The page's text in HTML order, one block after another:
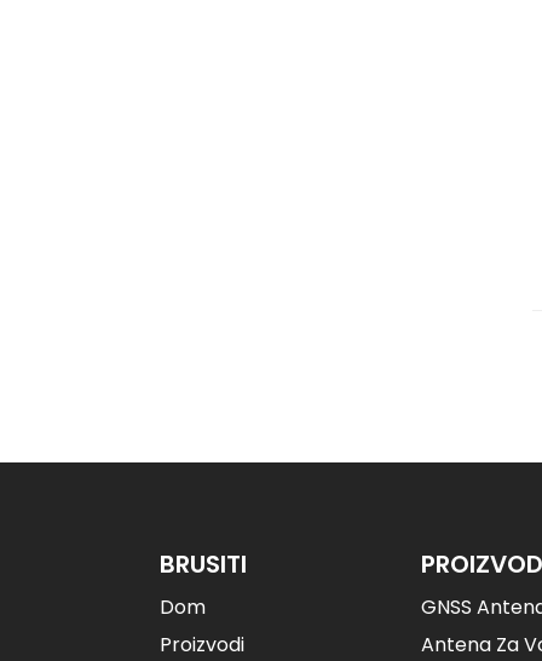
BRUSITI
Dom
Proizvodi
GNSS
Antena Za